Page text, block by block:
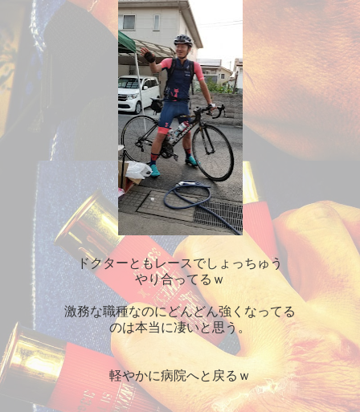
ドクターともレースでしょっちゅう
やり合ってるｗ
激務な職種なのにどんどん強くなってる
のは本当に凄いと思う。
軽やかに病院へと戻るｗ